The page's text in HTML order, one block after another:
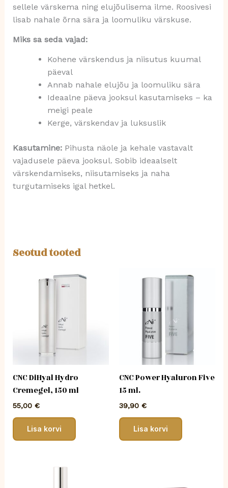
sellele värskema ning elujõulisema ilme. Roosivesi
lisab nahale õrna sära ja loomuliku värskuse.
Miks sa seda vajad:
Kohene värskendus ja niisutus kuumal
päeval
Annab nahale elujõu ja loomuliku sära
Ideaalne päeva jooksul kasutamiseks – ka
meigi peale
Kerge, värskendav ja luksuslik
Kasutamine: Pihusta näole ja kehale vastavalt
vajadusele päeva jooksul. Sobib ideaalselt
värskendamiseks, niisutamiseks ja naha
turgutamiseks igal hetkel.
Seotud tooted
CNC DiHyal Hydro
Cremegel, 150 ml
55,00 €
Lisa korvi
CNC Power Hyaluron Five
15 ml.
39,90 €
Lisa korvi